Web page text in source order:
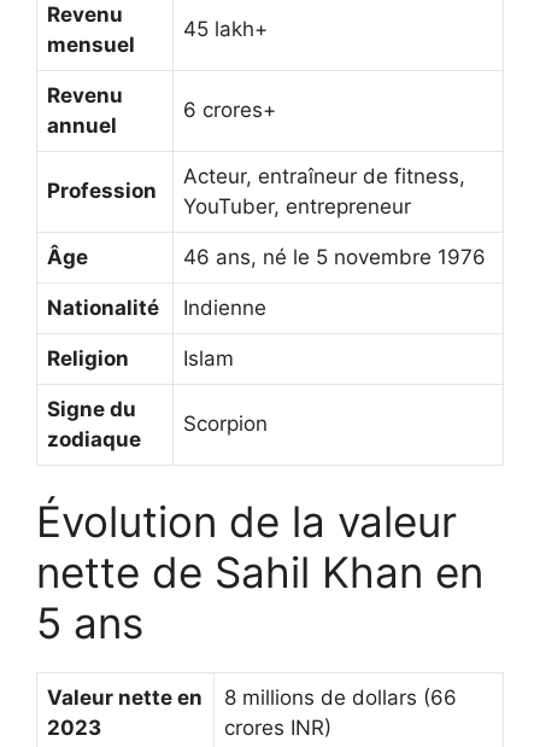
Revenu
mensuel
45 lakh+
Revenu
annuel
6 crores+
Profession
Acteur, entraîneur de fitness,
YouTuber, entrepreneur
Âge 46 ans, né le 5 novembre 1976
Nationalité Indienne
Religion Islam
Signe du
zodiaque
Scorpion
Évolution de la valeur
nette de Sahil Khan en
5 ans
Valeur nette en
2023
8 millions de dollars (66
crores INR)